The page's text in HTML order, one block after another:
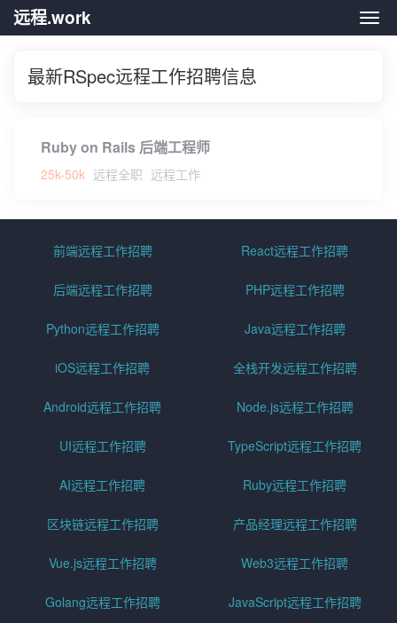
远
远程.work
最新RSpec远程工作招聘信息
Ruby on Rails 后端工程师
25k-50k 远程全职 远程工作
前端远程工作招聘 React远程工作招聘
后端远程工作招聘 PHP远程工作招聘
Python远程工作招聘 Java远程工作招聘
iOS远程工作招聘 全栈开发远程工作招聘
Android远程工作招聘 Node.js远程工作招聘
UI远程工作招聘 TypeScript远程工作招聘
AI远程工作招聘 Ruby远程工作招聘
区块链远程工作招聘 产品经理远程工作招聘
Vue.js远程工作招聘 Web3远程工作招聘
Golang远程工作招聘 JavaScript远程工作招聘